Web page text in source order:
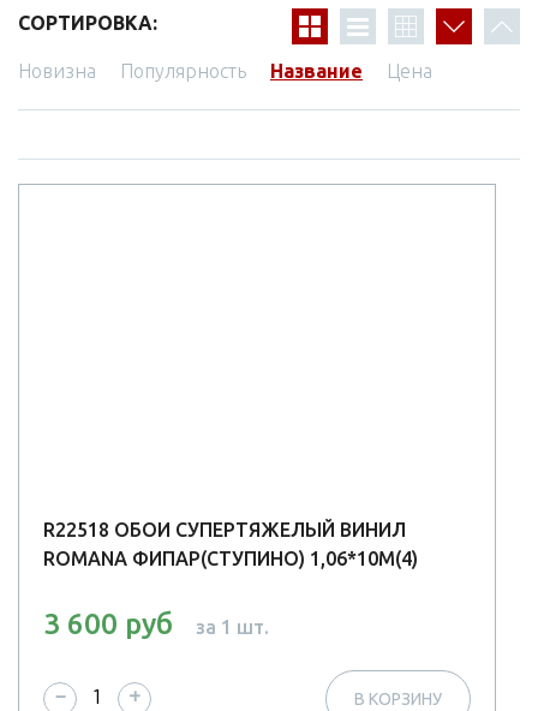
СОРТИРОВКА:
Новизна Популярность Название Цена
R22518 ОБОИ СУПЕРТЯЖЕЛЫЙ ВИНИЛ
ROMANA ФИПАР(СТУПИНО) 1,06*10М(4)
3 600 руб за 1 шт.
− + В КОРЗИНУ